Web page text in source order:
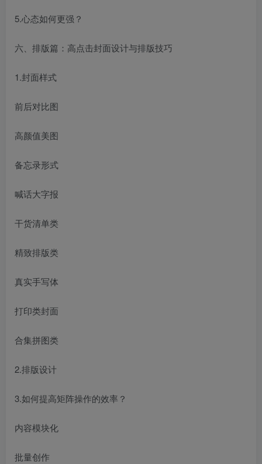
5.心态如何更强？
六、排版篇：高点击封面设计与排版技巧
1.封面样式
前后对比图
高颜值美图
备忘录形式
喊话大字报
干货清单类
精致排版类
真实手写体
打印类封面
合集拼图类
2.排版设计
3.如何提高矩阵操作的效率？
内容模块化
批量创作